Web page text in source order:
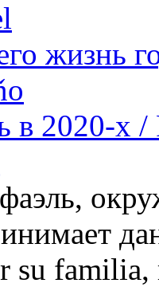
жизнь
в 2020-х /
su familia,